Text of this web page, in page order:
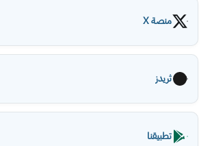
منصة X
ثريدز
تطبيقنا